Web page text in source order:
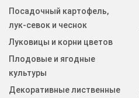
Посадочный картофель,
лук-севок и чеснок
Луковицы и корни цветов
Плодовые и ягодные
культуры
Декоративные лиственные